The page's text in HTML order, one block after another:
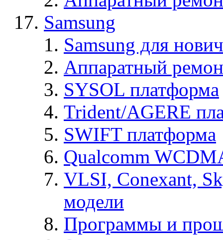
Samsung
Samsung для
Аппаратный
SYSOL платформа
Trident/AGERE
SWIFT платформа
Qualcomm
VLSI, Conexant,
модели
Программы и